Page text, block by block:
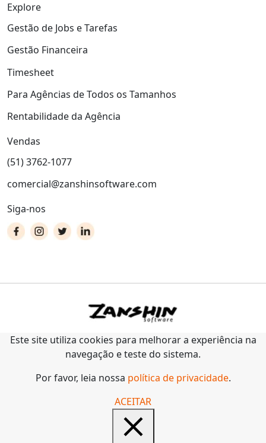
Explore
Gestão de Jobs e Tarefas
Gestão Financeira
Timesheet
Para Agências de Todos os Tamanhos
Rentabilidade da Agência
Vendas
(51) 3762-1077
comercial@zanshinsoftware.com
Siga-nos
Este site utiliza cookies para melhorar a experiência na
navegação e teste do sistema.
Por favor, leia nossa política de privacidade.
ACEITAR